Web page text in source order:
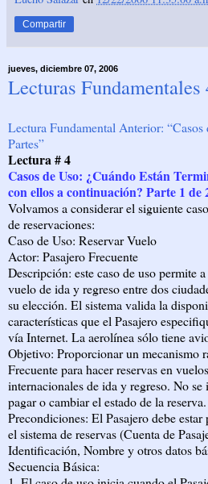
Compartir
jueves, diciembre 07, 2006
Lecturas Fundamentales
Lectura Fundamental Anterior:
Partes”
Lectura # 4
Casos de Uso: ¿Cuándo Están
con ellos a continuación? Parte 1 de
Volvamos a considerar el siguiente
de reservaciones:
Caso de Uso: Reservar Vuelo
Actor: Pasajero Frecuente
Descripción: este caso de uso permite
vuelo de ida y regreso entre dos
su elección. El sistema valida la
características que el Pasajero
vía Internet. La aerolínea sólo tiene
Objetivo: Proporcionar un mecanismo
Frecuente para hacer reservas en
internacionales de ida y regreso. No
pagar o cambiar el estado de la reserva.
Precondiciones: El Pasajero debe
el sistema de reservas (Cuenta de
Identificación, Nombre y otros datos
Secuencia Básica: